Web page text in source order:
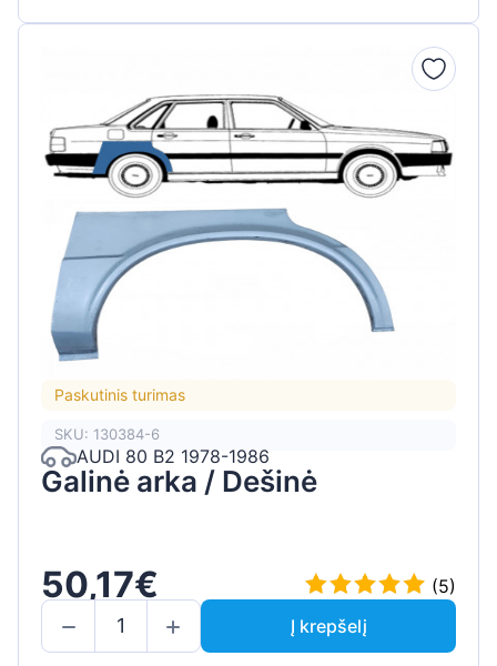
Paskutinis turimas
SKU: 130384-6
AUDI 80 B2 1978-1986
Galinė arka / Dešinė
50,17€
(5)
Į krepšelį